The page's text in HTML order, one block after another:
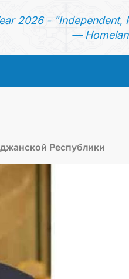
2026 - "Independent,
—
斯坦
我们
Республики